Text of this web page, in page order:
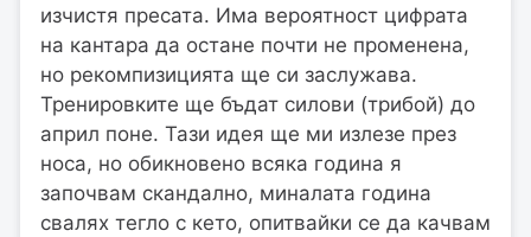
изчистя пресата. Има вероятност цифрата
на кантара да остане почти не променена,
но рекомпизицията ще си заслужава.
Тренировките ще бъдат силови (трибой) до
април поне. Тази идея ще ми излезе през
носа, но обикновено всяка година я
започвам скандално, миналата година
свалях тегло с кето, опитвайки се да качвам